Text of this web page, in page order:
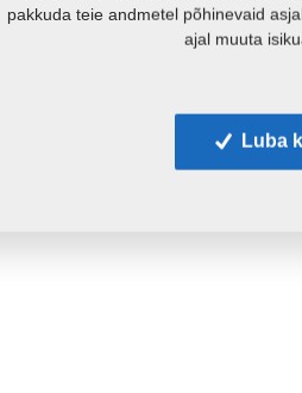
pakkuda teie andmetel põhinevaid
ajal muuta
Luba